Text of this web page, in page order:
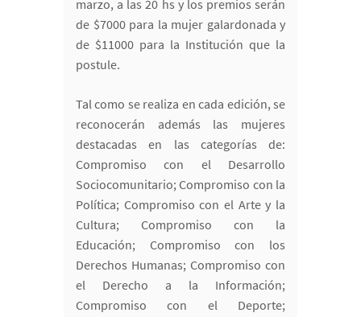
marzo, a las 20 hs y los premios serán
de $7000 para la mujer galardonada y
de $11000 para la Institución que la
postule.
Tal como se realiza en cada edición, se
reconocerán además las mujeres
destacadas en las categorías de:
Compromiso con el Desarrollo
Sociocomunitario; Compromiso con la
Política; Compromiso con el Arte y la
Cultura; Compromiso con la
Educación; Compromiso con los
Derechos Humanas; Compromiso con
el Derecho a la Información;
Compromiso con el Deporte;